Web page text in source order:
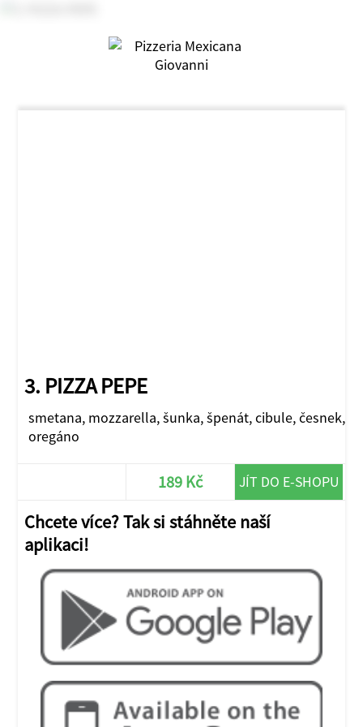
3. PIZZA PEPE
smetana, mozzarella, šunka, špenát, cibule, česnek,
oregáno
189 Kč JÍT DO E-SHOPU
Chcete více? Tak si stáhněte naší
aplikaci!